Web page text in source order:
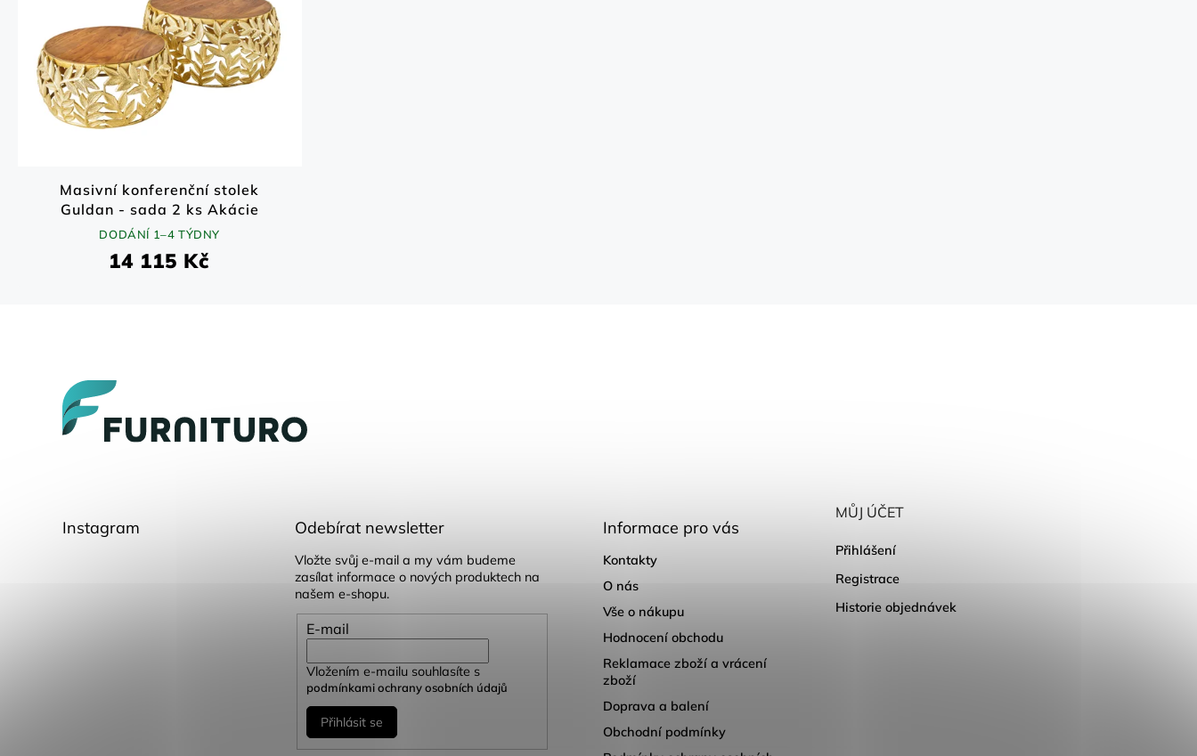
Masivní konferenční stolek
Guldan - sada 2 ks Akácie
70x70 cm
DODÁNÍ 1–4 TÝDNY
14 115 Kč
Instagram Odebírat newsletter
Vložte svůj e-mail a my vám budeme
zasílat informace o nových produktech na
našem e-shopu.
E-mail
Vložením e-mailu souhlasíte s
podmínkami ochrany osobních údajů
Přihlásit se
Informace pro vás
Kontakty
O nás
Vše o nákupu
Hodnocení obchodu
Reklamace zboží a vrácení
zboží
Doprava a balení
Obchodní podmínky
MŮJ ÚČET
Přihlášení
Registrace
Historie objednávek